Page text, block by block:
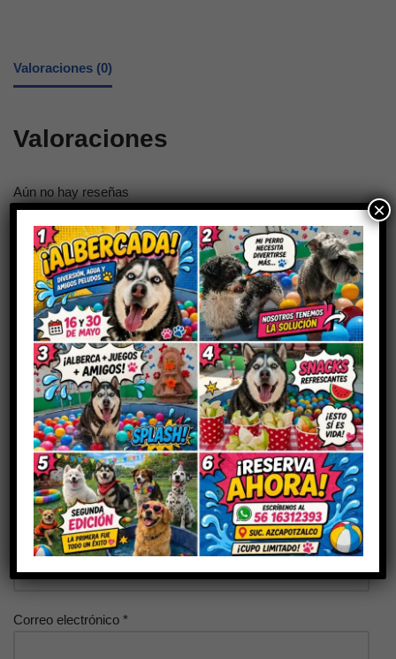
Valoraciones (0)
Valoraciones
Aún no hay reseñas
Sé el primero en valorar “FOLIPLEX”
Tu dirección de correo electrónico no será publicada. Los
campos obligatorios están marcados con*
Tu puntuación
Tu valoración*
Nombre*
Correo electrónico *
×